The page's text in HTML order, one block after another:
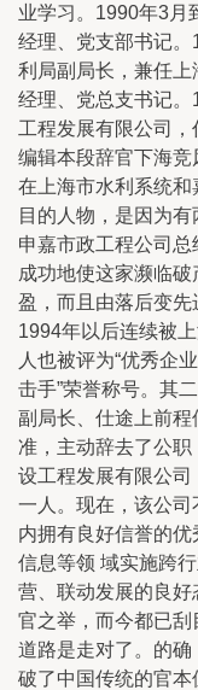
业学习。1990年3月
经理、党支部书记
利局副局长，兼任
经理、党总支书记
工程发展有限公司，
编辑本段辞官下海
在上海市水利系统
目的人物，是因为
申嘉市政工程公司总
成功地使这家濒临
盈，而且由落后变先
1994年以后连续被
人也被评为“优秀企
击手”荣誉称号。其
副局长、仕途上前
准，主动辞去了公
设工程发展有限公
一人。现在，该公
内拥有良好信誉的
信息等领 域实施跨
营、联动发展的良
官之举，而今都已
道路是走对了。的
破了中国传统的官